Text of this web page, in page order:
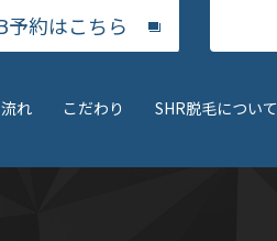
予約はこちら
れ こだわり SHR脱毛について